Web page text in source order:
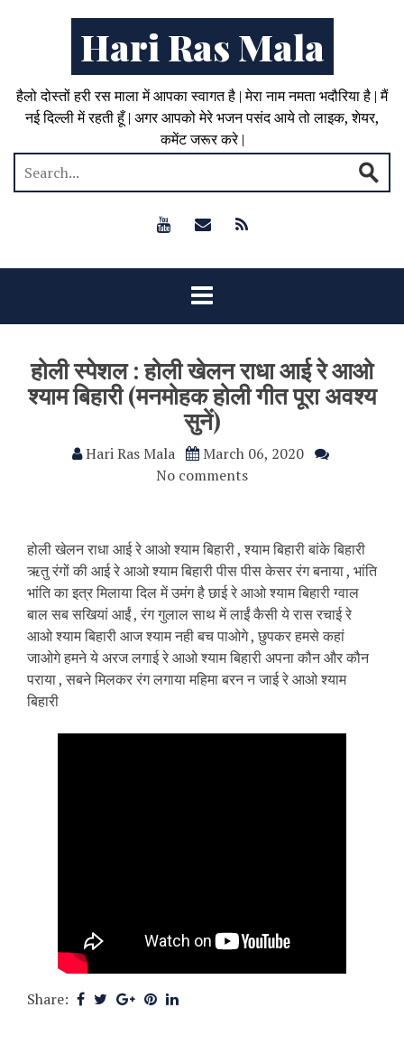
Hari Ras Mala
हैलो दोस्तों हरी रस माला में आपका स्वागत है | मेरा नाम नमता भदौरिया है | मैं
नई दिल्ली में रहती हूँ | अगर आपको मेरे भजन पसंद आये तो लाइक, शेयर,
कमेंट जरूर करे |
होली स्पेशल : होली खेलन राधा आई रे आओ
श्याम बिहारी (मनमोहक होली गीत पूरा अवश्य
सुनें)
Hari Ras Mala
March 06, 2020
No comments
होली खेलन राधा आई रे आओ श्याम बिहारी , श्याम बिहारी बांके बिहारी
ऋतु रंगों की आई रे आओ श्याम बिहारी पीस पीस केसर रंग बनाया , भांति
भांति का इत्र मिलाया दिल में उमंग है छाई रे आओ श्याम बिहारी ग्वाल
बाल सब सखियां आईं , रंग गुलाल साथ में लाईं कैसी ये रास रचाई रे
आओ श्याम बिहारी आज श्याम नही बच पाओगे , छुपकर हमसे कहां
जाओगे हमने ये अरज लगाई रे आओ श्याम बिहारी अपना कौन और कौन
पराया , सबने मिलकर रंग लगाया महिमा बरन न जाई रे आओ श्याम
बिहारी
Share: